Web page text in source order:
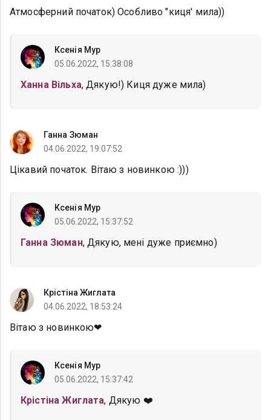
Атмосферний початок) Особливо "киця' мила))
Ксенія Мур
05.06.2022, 15:38:08
Ханна Вільха, Дякую!) Киця дуже мила)
Ганна Зюман
04.06.2022, 19:07:52
Цікавий початок. Вітаю з новинкою :)))
Ксенія Мур
05.06.2022, 15:37:52
Ганна Зюман, Дякую, мені дуже приємно)
Крістіна Жиглата
04.06.2022, 18:53:24
Вітаю з новинкою❤
Ксенія Мур
05.06.2022, 15:37:42
Крістіна Жиглата, Дякую ❤️